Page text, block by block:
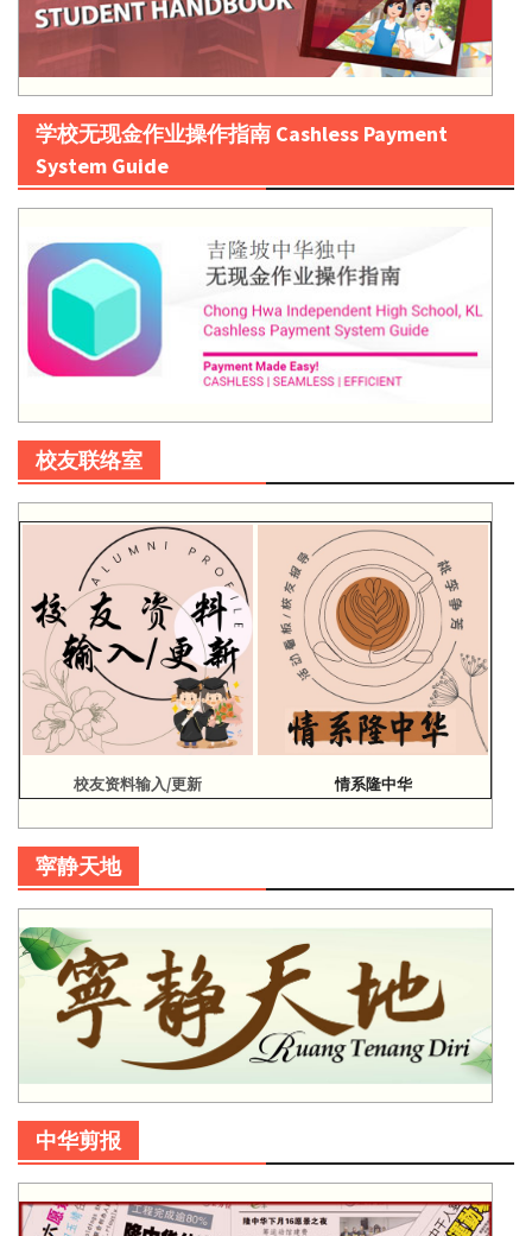
学校无现金作业操作指南 Cashless Payment
System Guide
校友联络室
校友资料输入/更新 情系隆中华
寜静天地
中华剪报